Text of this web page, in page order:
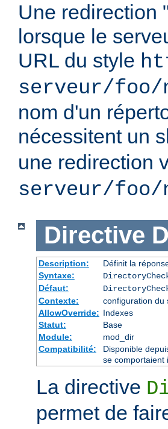
Une redirection
lorsque le
URL du style
serveur/foo/
nom d'un
nécessitent un
une redirection
serveur/foo/
Directive
Description:
Définit la
Syntaxe:
Défaut:
Contexte:
configuration du
AllowOverride: Indexes
Statut:
Base
Module:
mod_dir
Compatibilité:
Disponible
se comportaient
La directive
permet de